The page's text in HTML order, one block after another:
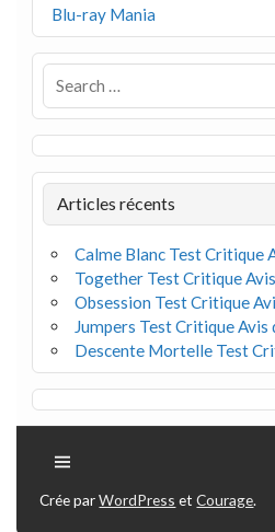
Blu-ray Mania
Articles récents
Calme Blanc Test Critique
Together Test Critique
Obsession Test Critique
Jumpers Test Critique Avis
Descente Mortelle Test
Crée parWordPress etCourage.